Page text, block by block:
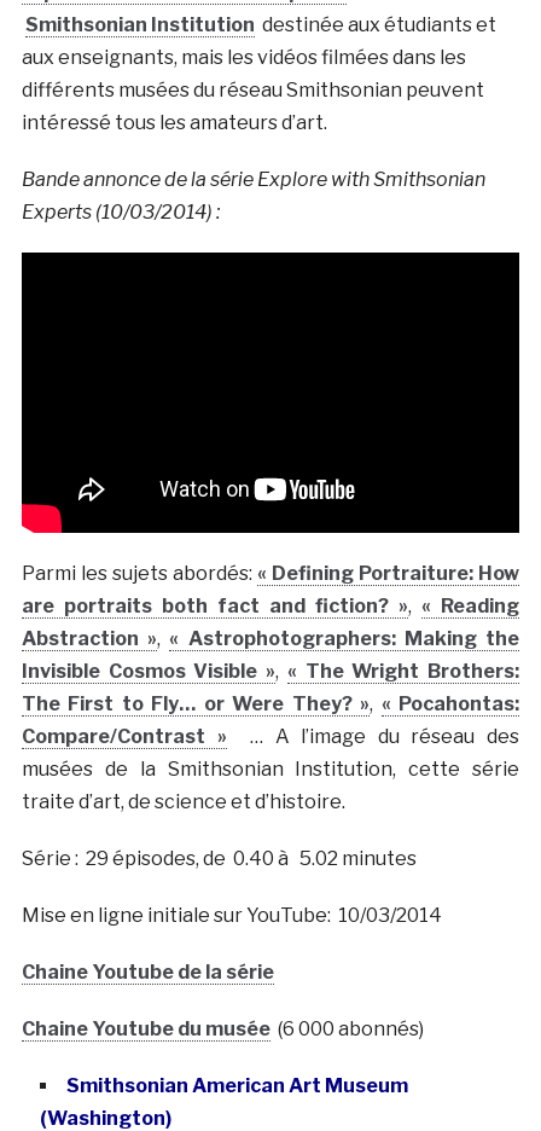
Smithsonian Institution destinée aux étudiants et
aux enseignants, mais les vidéos filmées dans les
différents musées du réseau Smithsonian peuvent
intéressé tous les amateurs d’art.
Bande annonce de la série Explore with Smithsonian
Experts (10/03/2014) :
Parmi les sujets abordés:« Defining Portraiture: How
are portraits both fact and fiction? »,« Reading
Abstraction »,« Astrophotographers: Making the
Invisible Cosmos Visible », « The Wright Brothers:
The First to Fly… or Were They? », « Pocahontas:
Compare/Contrast » … A l’image du réseau des
musées de la Smithsonian Institution, cette série
traite d’art, de science et d’histoire.
Série : 29 épisodes, de 0.40 à 5.02 minutes
Mise en ligne initiale sur YouTube: 10/03/2014
Chaine Youtube de la série
Chaine Youtube du musée(6 000 abonnés)
Smithsonian American Art Museum
(Washington)